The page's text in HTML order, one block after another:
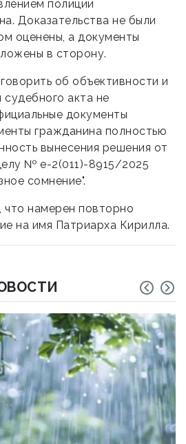
полиции
Доказательства не были
оценены, а документы
в сторону.
об объективности и
акта не
документы
гражданина полностью
вынесения решения от
№ е-2(011)-8915/2025
сомнение".
что намерен повторно
на имя Патриарха Кирилла.